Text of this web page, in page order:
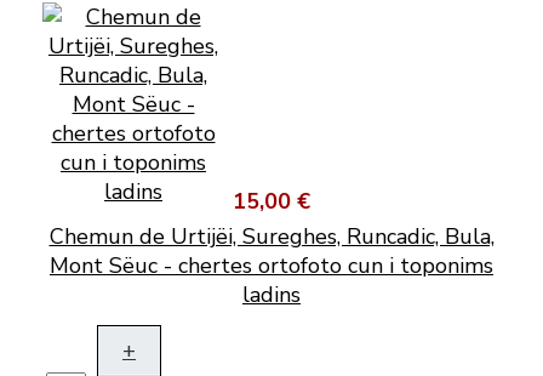
15,00 €
Chemun de Urtijëi, Sureghes, Runcadic, Bula,
Mont Sëuc - chertes ortofoto cun i toponims
ladins
+